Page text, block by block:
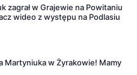
zagrał w Grajewie na Powitaniu
wideo z występu na Podlasiu
Martyniuka w Żyrakowie! Mamy